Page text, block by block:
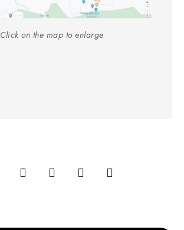
Click on the map to enlarge